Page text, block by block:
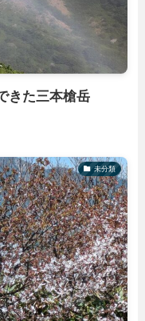
きた三本槍岳
未分類